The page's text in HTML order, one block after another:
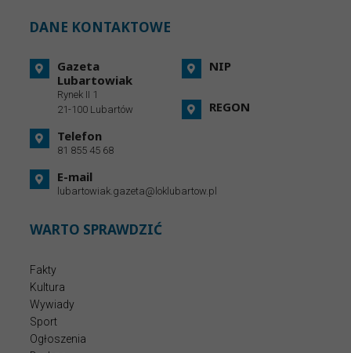
DANE KONTAKTOWE
Gazeta
Lubartowiak
Rynek II 1
21-100 Lubartów
Telefon
81 855 45 68
E-mail
lubartowiak.gazeta@loklubartow.pl
NIP
REGON
WARTO SPRAWDZIĆ
Fakty
Kultura
Wywiady
Sport
Ogłoszenia